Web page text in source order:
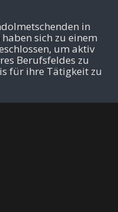
in
sich zu einem
um aktiv
Berufsfeldes zu
für ihre Tätigkeit zu